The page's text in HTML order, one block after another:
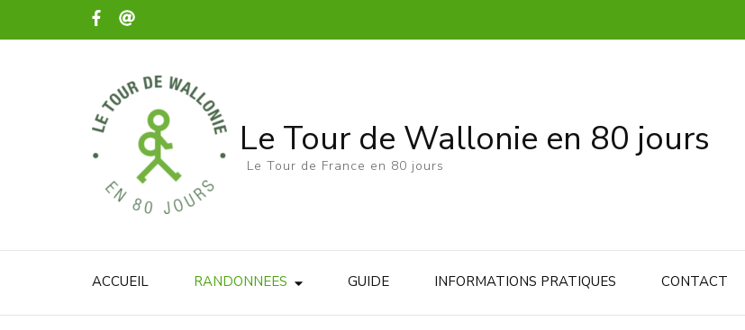
Le Tour de Wallonie en 80 jours
Le Tour de France en 80 jours
ACCUEIL RANDONNEES GUIDE INFORMATIONS PRATIQUES CONTACT